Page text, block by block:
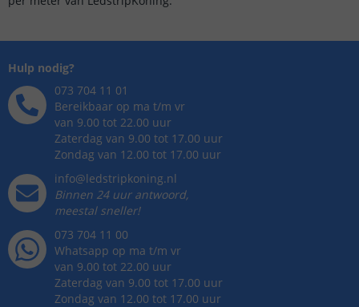
Hulp nodig?
073 704 11 01
Bereikbaar op ma t/m vr
van 9.00 tot 22.00 uur
Zaterdag van 9.00 tot 17.00 uur
Zondag van 12.00 tot 17.00 uur
info@ledstripkoning.nl
Binnen 24 uur antwoord,
meestal sneller!
073 704 11 00
Whatsapp op ma t/m vr
van 9.00 tot 22.00 uur
Zaterdag van 9.00 tot 17.00 uur
Zondag van 12.00 tot 17.00 uur